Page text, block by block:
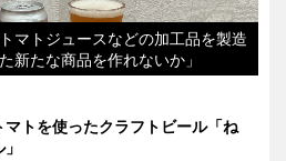
マトジュースなどの加工品を製造
新たな商品を作れないか」
マトを使ったクラフトビール「ね